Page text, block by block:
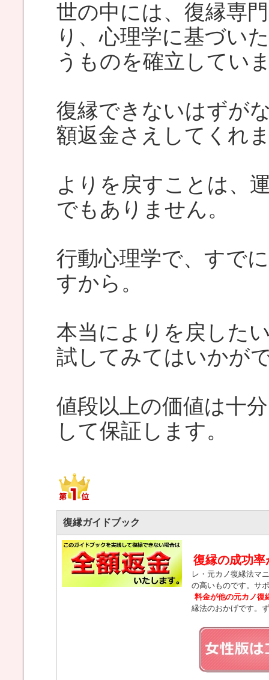
世の中には、復縁専
り、心理学に基づい
うものを確立してい
復縁できないはずが
額返金さえしてくれ
よりを戻すことは、
でもありません。
行動心理学で、すで
すから。
本当によりを戻した
試してみてはいかが
値段以上の価値は十
して保証します。
復縁ガイドブック
復縁の成功率
レ・元カノ復縁法マ
の高いものです。サ
料金が他の元カノ復
縁法のおかげです。